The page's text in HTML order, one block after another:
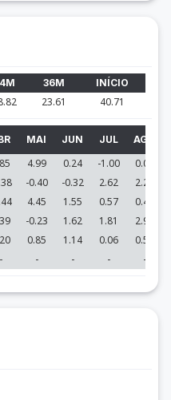
36M INÍCIO
23.61 40.71
MAI JUN JUL AGO
4.99 0.24 -1.00 0.02
-0.40 -0.32 2.62 2.29
4.45 1.55 0.57 0.42
-0.23 1.62 1.81 2.91
0.85 1.14 0.06 0.54
- - - - -